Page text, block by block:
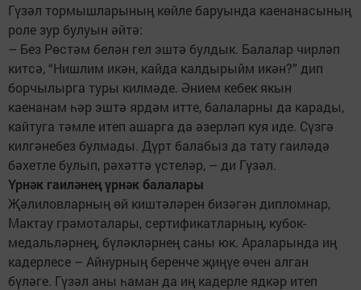
Гүзәл тормышларының көйле баруында каенанасының
роле зур булуын әйтә:
– Без Рөстәм белән гел эштә булдык. Балалар чирләп
китсә, “Нишлим икән, кайда калдырыйм икән?” дип
борчылырга туры килмәде. Әнием кебек якын
каенанам һәр эштә ярдәм итте, балаларны да карады,
кайтуга тәмле итеп ашарга да әзерләп куя иде. Сүзгә
килгәнебез булмады. Дүрт балабыз да тату гаиләдә
бәхетле булып, рәхәттә үстеләр, – ди Гүзәл.
Үрнәк гаиләнең үрнәк балалары
Җәлиловларның өй киштәләрен бизәгән дипломнар,
Мактау грамоталары, сертификатларның, кубок-
медальләрнең, бүләкләрнең саны юк. Араларында иң
кадерлесе – Айнурның беренче җиңүе өчен алган
бүләге. Гүзәл аны һаман да иң кадерле ядкәр итеп